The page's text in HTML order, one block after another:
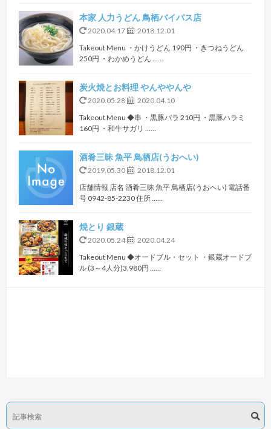
本家 人力うどん 鳥栖バイパス店
2020.04.17
2018.12.01
Takeout Menu ・かけうどん 190円 ・きつねうどん
250円 ・わかめうどん ……
炭火焼とお料理 やんややんや
2020.05.28
2020.04.10
Takeout Menu ◆串 ・黒豚バラ 210円 ・黒豚ハラミ
160円 ・和牛サガリ ……
酒肴三昧 魚平 鳥栖店(うおへい)
2019.05.30
2018.12.01
店舗情報 店名 酒肴三昧 魚平 鳥栖店(うおへい) 電話番
号 0942-85-2230 住所 ……
焼とり 銀蔵
2020.05.24
2020.04.24
Takeout Menu ◆オードブル・セット ・銀蔵オードブ
ル (3～4人分)3,980円 ……